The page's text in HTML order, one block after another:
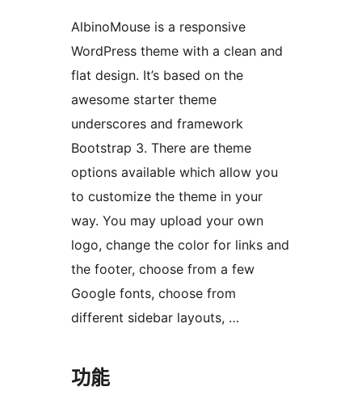
AlbinoMouse is a responsive
WordPress theme with a clean and
flat design. It’s based on the
awesome starter theme
underscores and framework
Bootstrap 3. There are theme
options available which allow you
to customize the theme in your
way. You may upload your own
logo, change the color for links and
the footer, choose from a few
Google fonts, choose from
different sidebar layouts, …
功能